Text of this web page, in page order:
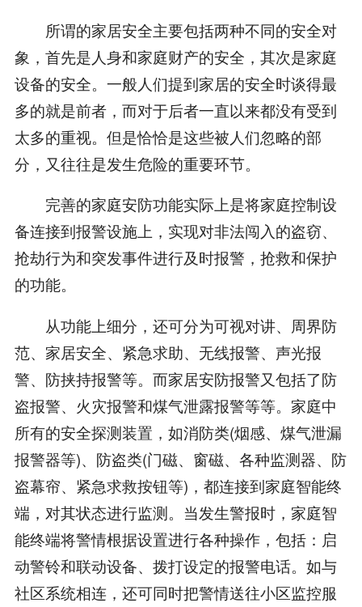
所谓的家居安全主要包括两种不同的安全对
象，首先是人身和家庭财产的安全，其次是家庭
设备的安全。一般人们提到家居的安全时谈得最
多的就是前者，而对于后者一直以来都没有受到
太多的重视。但是恰恰是这些被人们忽略的部
分，又往往是发生危险的重要环节。
完善的家庭安防功能实际上是将家庭控制设
备连接到报警设施上，实现对非法闯入的盗窃、
抢劫行为和突发事件进行及时报警，抢救和保护
的功能。
从功能上细分，还可分为可视对讲、周界防
范、家居安全、紧急求助、无线报警、声光报
警、防挟持报警等。而家居安防报警又包括了防
盗报警、火灾报警和煤气泄露报警等等。家庭中
所有的安全探测装置，如消防类(烟感、煤气泄漏
报警器等)、防盗类(门磁、窗磁、各种监测器、防
盗幕帘、紧急求救按钮等)，都连接到家庭智能终
端，对其状态进行监测。当发生警报时，家庭智
能终端将警情根据设置进行各种操作，包括：启
动警铃和联动设备、拨打设定的报警电话。如与
社区系统相连，还可同时把警情送往小区监控服